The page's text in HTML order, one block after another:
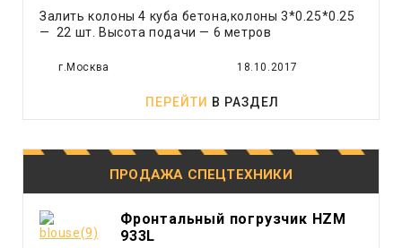
Экскаватор
Экскаватор - погрузчик
Залить колоны 4 куба бетона,колоны 3*0.25*0.25
— 22 шт. Высота подачи — 6 метров
г.Москва 18.10.2017
ПЕРЕЙТИ В РАЗДЕЛ
ПРОДАЖА СПЕЦТЕХНИКИ
Фронтальный погрузчик HZM
933L